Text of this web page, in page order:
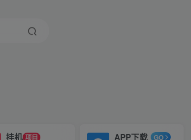
挂机 项目 APP下载 GO